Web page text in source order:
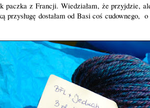
paczka z Francji. Wiedziałam, że przyjdzie,
przysługę dostałam od Basicoś cudownego, o